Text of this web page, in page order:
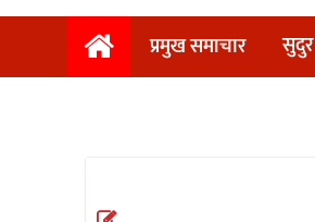
प्रमुख
प्रमुख समाचार सुदुर